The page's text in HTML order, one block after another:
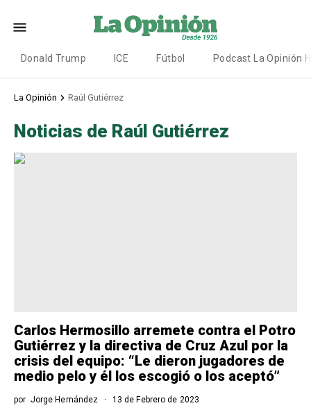
Donald Trump ICE Fútbol Podcast La Opinión
La Opinión Raúl Gutiérrez
Noticias de Raúl Gutiérrez
Carlos Hermosillo arremete contra el Potro
Gutiérrez y la directiva de Cruz Azul por la
crisis del equipo: “Le dieron jugadores de
medio pelo y él los escogió o los aceptó”
por Jorge Hernández 13 de Febrero de 2023